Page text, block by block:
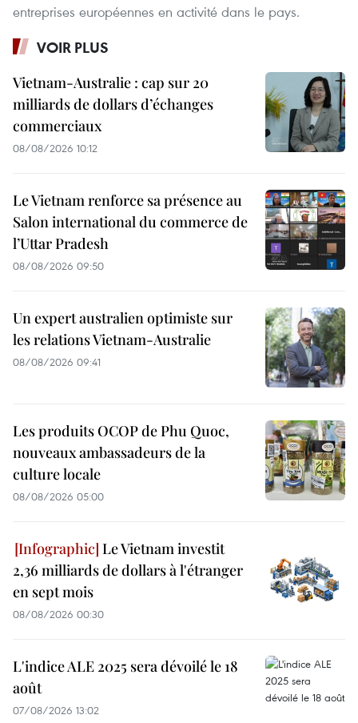
entreprises européennes en activité dans le pays.
VOIR PLUS
Vietnam-Australie : cap sur 20
milliards de dollars d’échanges
commerciaux
08/08/2026 10:12
Le Vietnam renforce sa présence au
Salon international du commerce de
l’Uttar Pradesh
08/08/2026 09:50
Un expert australien optimiste sur
les relations Vietnam-Australie
08/08/2026 09:41
Les produits OCOP de Phu Quoc,
nouveaux ambassadeurs de la
culture locale
08/08/2026 05:00
Le Vietnam investit
2,36 milliards de dollars à l'étranger
en sept mois
08/08/2026 00:30
L'indice ALE 2025 sera dévoilé le 18
août
07/08/2026 13:02